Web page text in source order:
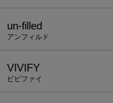
un-filled
アンフィルド
VIVIFY
ビビファイ